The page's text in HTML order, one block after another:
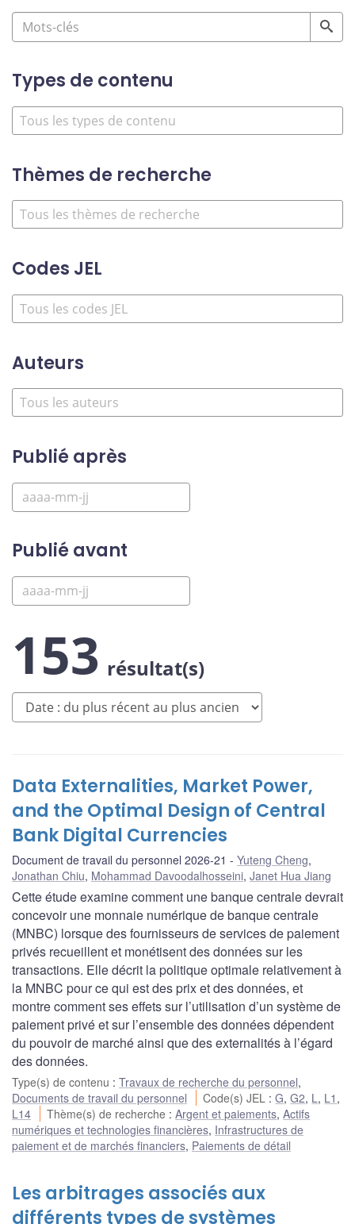
Types de contenu
Thèmes de recherche
Codes JEL
Auteurs
Publié après
Publié avant
153 résultat(s)
Data Externalities, Market Power,
and the Optimal Design of Central
Bank Digital Currencies
Document de travail du personnel 2026-21 Yuteng Cheng,
Jonathan Chiu, Mohammad Davoodalhosseini, Janet Hua Jiang
Cette étude examine comment une banque centrale devrait
concevoir une monnaie numérique de banque centrale
(MNBC) lorsque des fournisseurs de services de paiement
privés recueillent et monétisent des données sur les
transactions. Elle décrit la politique optimale relativement à
la MNBC pour ce qui est des prix et des données, et
montre comment ses effets sur l’utilisation d’un système de
paiement privé et sur l’ensemble des données dépendent
du pouvoir de marché ainsi que des externalités à l’égard
des données.
Type(s) de contenu : Travaux de recherche du personnel,
Documents de travail du personnel
Code(s) JEL :G,G2, L, L1 ,
L14
Thème(s) de recherche :Argent et paiements,Actifs
numériques et technologies financières, Infrastructures de
paiement et de marchés financiers, Paiements de détail
Les arbitrages associés aux
différents types de systèmes